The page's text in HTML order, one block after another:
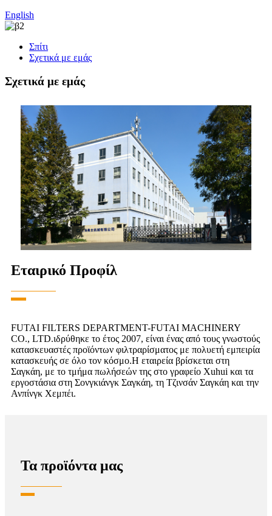
English
Σπίτι
Σχετικά με εμάς
Σχετικά με εμάς
Εταιρικό Προφίλ
FUTAI FILTERS DEPARTMENT-FUTAI MACHINERY
CO., LTD.ιδρύθηκε το έτος 2007, είναι ένας από τους γνωστούς
κατασκευαστές προϊόντων φιλτραρίσματος με πολυετή εμπειρία
κατασκευής σε όλο τον κόσμο.Η εταιρεία βρίσκεται στη
Σαγκάη, με το τμήμα πωλήσεών της στο γραφείο Xuhui και τα
εργοστάσια στη Σονγκιάνγκ Σαγκάη, τη Τζινσάν Σαγκάη και την
Ανπίνγκ Χεμπέι.
Τα προϊόντα μας